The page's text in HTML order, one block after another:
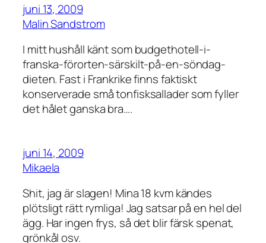
juni 13, 2009
Malin Sandstrom
I mitt hushåll känt som budgethotell-i-
franska-förorten-särskilt-på-en-söndag-
dieten. Fast i Frankrike finns faktiskt
konserverade små tonfisksallader som fyller
det hålet ganska bra….
juni 14, 2009
Mikaela
Shit, jag är slagen! Mina 18 kvm kändes
plötsligt rätt rymliga! Jag satsar på en hel del
ägg. Har ingen frys, så det blir färsk spenat,
grönkål osv.